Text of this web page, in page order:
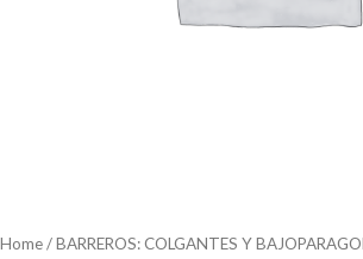
Home/BARREROS: COLGANTES Y